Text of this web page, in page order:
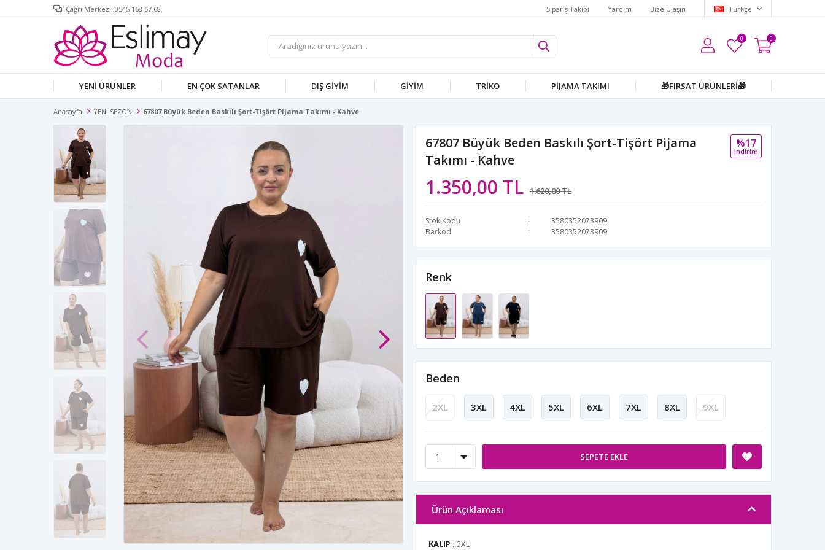
Çağrı Merkezi: 0545 168 67 68 Sipariş Takibi Yardım Bize Ulaşın Türkçe
0 0
YENİ ÜRÜNLER EN ÇOK SATANLAR DIŞ GİYİM GİYİM TRİKO PİJAMA TAKIMI 🎁FIRSAT ÜRÜNLERİ🎁
Anasayfa YENİ SEZON 67807 Büyük Beden Baskılı Şort-Tişört Pijama Takımı - Kahve
67807 Büyük Beden Baskılı Şort-Tişört Pijama
Takımı - Kahve
1.350,00 TL 1.620,00 TL
%17
i̇ndi̇ri̇m
Stok Kodu
3580352073909
Barkod
3580352073909
Renk
Beden
2XL 3XL 4XL 5XL 6XL 7XL 8XL 9XL
SEPETE EKLE
Ürün Açıklaması
KALIP : 3XL